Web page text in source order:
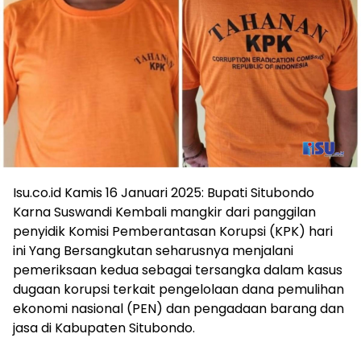
Isu.co.id Kamis 16 Januari 2025: Bupati Situbondo
Karna Suswandi Kembali mangkir dari panggilan
penyidik Komisi Pemberantasan Korupsi (KPK) hari
ini Yang Bersangkutan seharusnya menjalani
pemeriksaan kedua sebagai tersangka dalam kasus
dugaan korupsi terkait pengelolaan dana pemulihan
ekonomi nasional (PEN) dan pengadaan barang dan
jasa di Kabupaten Situbondo.